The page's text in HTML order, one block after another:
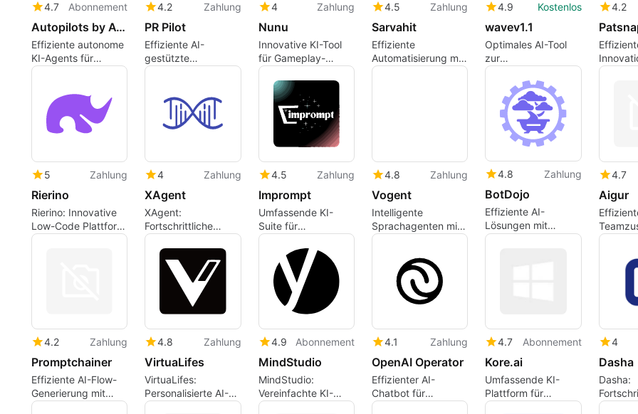
4.7 Abonnement
Autopilots by Athena AI
Effiziente autonome
KI-Agents für
Aufgaben
4.2 Zahlung
PR Pilot
Effiziente AI-
gestützte
Automatisierung für
4 Zahlung
Nunu
Innovative KI-Tool
für Gameplay-
Agenten
4.5 Zahlung
Sarvahit
Effiziente
Automatisierung mit
SarvaHit AI
4.9 Kostenlos
wavev1.1
Optimales AI-Tool
zur
Produktivitätssteigerung
4.2
mit
5 Zahlung
Rierino
Rierino: Innovative
Low-Code Plattform
für Unternehmen
4 Zahlung
XAgent
XAgent:
Fortschrittliche
Chatbot-
Entwicklungsplattform
4.5 Zahlung
Imprompt
Umfassende KI-
Suite für
Geschäftsabläufe
4.8 Zahlung
Vogent
Intelligente
Sprachagenten mit
Vogent erstellen
4.8 Zahlung
BotDojo
Effiziente AI-
Lösungen mit
BotDojo erstellen
4.7
Aigur
mit Aigur
4.2 Zahlung
Promptchainer
Effiziente AI-Flow-
Generierung mit
PromptChainer
4.8 Zahlung
VirtuaLifes
VirtuaLifes:
Personalisierte AI-
Agenten erstellen
4.9 Abonnement
MindStudio
MindStudio:
Vereinfachte KI-
Anwendungsentwicklung
4.1 Zahlung
OpenAI Operator
Effizienter AI-
Chatbot für
Webaufgaben
4.7 Abonnement
Kore.ai
Umfassende KI-
Plattform für
Unternehmen
4
Dasha
Dasha: